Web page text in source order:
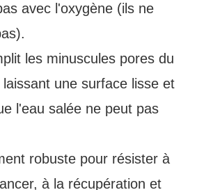
avec l'oxygène (ils ne
les minuscules pores du
une surface lisse et
l'eau salée ne peut pas
robuste pour résister à
à la récupération et